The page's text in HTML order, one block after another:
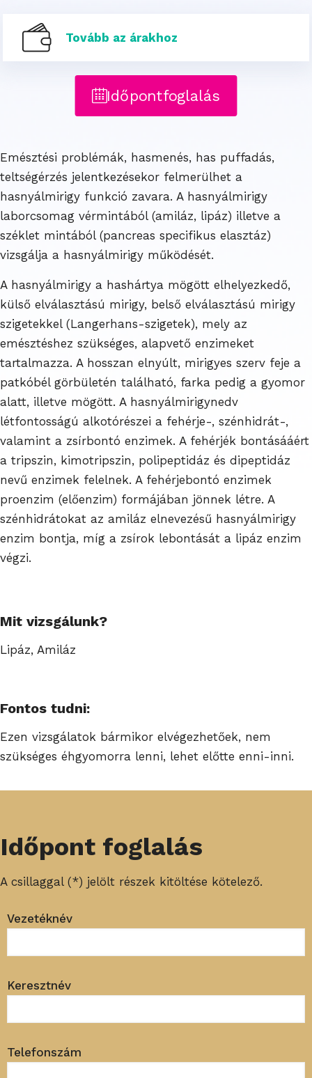
Tovább az árakhoz
Időpontfoglalás
Emésztési problémák, hasmenés, has puffadás,
teltségérzés jelentkezésekor felmerülhet a
hasnyálmirigy funkció zavara. A hasnyálmirigy
laborcsomag vérmintából (amiláz, lipáz) illetve a
széklet mintából (pancreas specifikus elasztáz)
vizsgálja a hasnyálmirigy működését.
A hasnyálmirigy a hashártya mögött elhelyezkedő,
külső elválasztású mirigy, belső elválasztású mirigy
szigetekkel (Langerhans-szigetek), mely az
emésztéshez szükséges, alapvető enzimeket
tartalmazza. A hosszan elnyúlt, mirigyes szerv feje a
patkóbél görbületén található, farka pedig a gyomor
alatt, illetve mögött. A hasnyálmirigynedv
létfontosságú alkotórészei a fehérje-, szénhidrát-,
valamint a zsírbontó enzimek. A fehérjék bontásááért
a tripszin, kimotripszin, polipeptidáz és dipeptidáz
nevű enzimek felelnek. A fehérjebontó enzimek
proenzim (előenzim) formájában jönnek létre. A
szénhidrátokat az amiláz elnevezésű hasnyálmirigy
enzim bontja, míg a zsírok lebontását a lipáz enzim
végzi.
Mit vizsgálunk?
Lipáz, Amiláz
Fontos tudni:
Ezen vizsgálatok bármikor elvégezhetőek, nem
szükséges éhgyomorra lenni, lehet előtte enni-inni.
Időpont foglalás
A csillaggal (*) jelölt részek kitöltése kötelező.
Vezetéknév
Keresztnév
Telefonszám